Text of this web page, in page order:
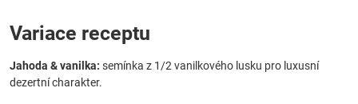
Variace receptu
Jahoda & vanilka: semínka z 1/2 vanilkového lusku pro luxusní
dezertní charakter.